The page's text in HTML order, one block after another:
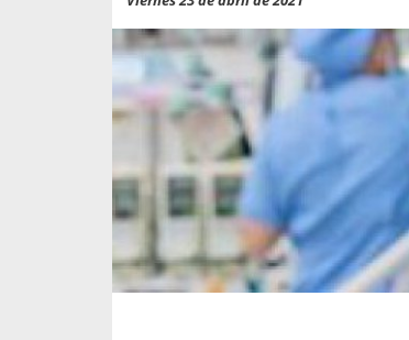
entregados por la
sobre viajes al extranjero
que deben hacer...